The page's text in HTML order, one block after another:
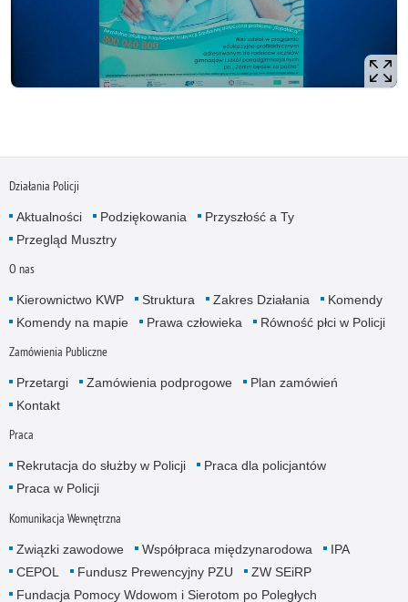
Działania Policji
Aktualności Podziękowania
Przyszłość a Ty
Przegląd Musztry
O nas
Kierownictwo KWP Struktura Zakres Działania
Komendy
Komendy na mapie
Prawa człowieka Równość płci w Policji
Zamówienia Publiczne
Przetargi Zamówienia podprogowe
Plan zamówień
Kontakt
Praca
Rekrutacja do służby w Policji
Praca dla policjantów
Praca w Policji
Komunikacja Wewnętrzna
Związki zawodowe Współpraca międzynarodowa
IPA
CEPOL
Fundusz Prewencyjny PZU
ZW SEiRP
Fundacja Pomocy Wdowom i Sierotom po Poległych